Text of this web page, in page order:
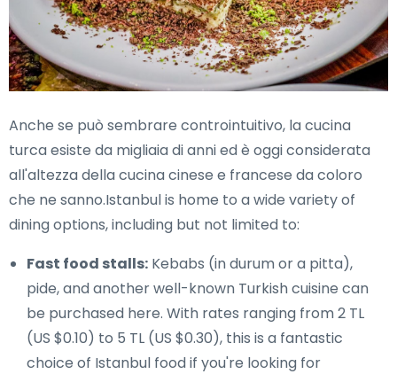
Anche se può sembrare controintuitivo, la cucina
turca esiste da migliaia di anni ed è oggi considerata
all'altezza della cucina cinese e francese da coloro
che ne sanno.Istanbul is home to a wide variety of
dining options, including but not limited to:
Fast food stalls: Kebabs (in durum or a pitta),
pide, and another well-known Turkish cuisine can
be purchased here. With rates ranging from 2 TL
(US $0.10) to 5 TL (US $0.30), this is a fantastic
choice of Istanbul food if you're looking for